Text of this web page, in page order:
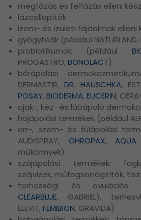
megfázás és felfázás elleni
lázcsillapítók
izom- és ízületi fájdalmak elleni
gyógyteák (például NATURLAND,
probiotikumok (például
PROGASTRO, BONOLACT)
bőrápolási
DERMASTIR,DR. HAUSCHKA,
POSAY, BIODERMA, EUCERIN,
ajak-, kéz- és lábápoló
hajápolási termékek (például
orr-, szem- és fülápolási
AUDISPRAY, OHROPAX,AQUA
műkönnyek)
szájápolási termékek:
szájvizek, műfogsorrögzítők,
terhességi és ovulációs
CLEARBLUE, GABRIEL),
ELEVIT, FEMIBION, GRAVIDA)